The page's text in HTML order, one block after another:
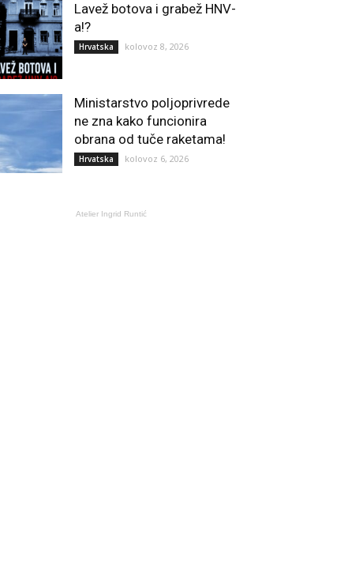
Lavež botova i grabež HNV-
a!?
Hrvatska kolovoz 8, 2026
Ministarstvo poljoprivrede
ne zna kako funcionira
obrana od tuče raketama!
Hrvatska kolovoz 6, 2026
Atelier Ingrid Runtić